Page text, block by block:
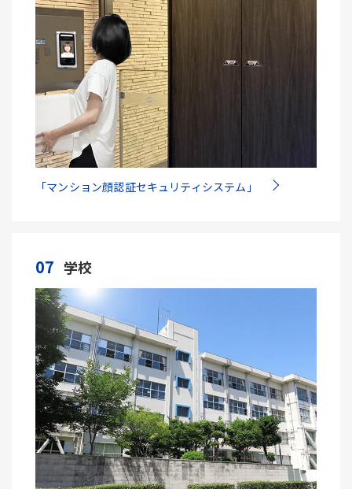
「マンション顔認証セキュリティシステム」
07 学校